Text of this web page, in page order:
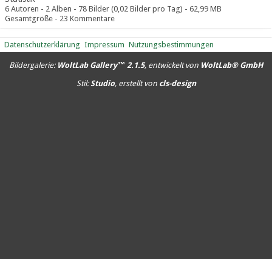
6 Autoren - 2 Alben - 78 Bilder (0,02 Bilder pro Tag) - 62,99 MB
Gesamtgröße - 23 Kommentare
Datenschutzerklärung Impressum Nutzungsbestimmungen
Bildergalerie: WoltLab Gallery™ 2.1.5, entwickelt von WoltLab® GmbH
Stil:Studio, erstellt von cls-design